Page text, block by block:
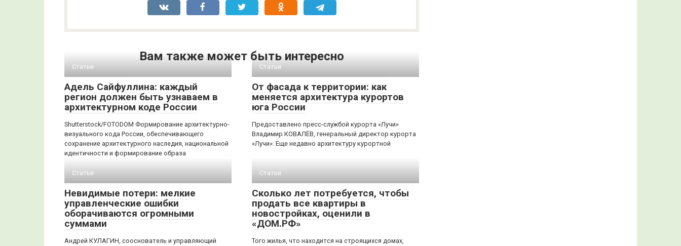
Вам также может быть интересно
Статьи
Адель Сайфуллина: каждый
регион должен быть узнаваем в
архитектурном коде России
Shutterstock/FOTODOM Формирование архитектурно-
визуального кода России, обеспечивающего
сохранение архитектурного наследия, национальной
идентичности и формирование образа
Статьи
От фасада к территории: как
меняется архитектура курортов
юга России
Предоставлено пресс-службой курорта «Лучи»
Владимир КОВАЛЁВ, генеральный директор курорта
«Лучи»: Еще недавно архитектуру курортной
Статьи
Невидимые потери: мелкие
управленческие ошибки
оборачиваются огромными
суммами
Андрей КУЛАГИН, сооснователь и управляющий
Статьи
Сколько лет потребуется, чтобы
продать все квартиры в
новостройках, оценили в
«ДОМ.РФ»
Того жилья, что находится на строящихся домах,